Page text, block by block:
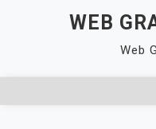
WEB
Web